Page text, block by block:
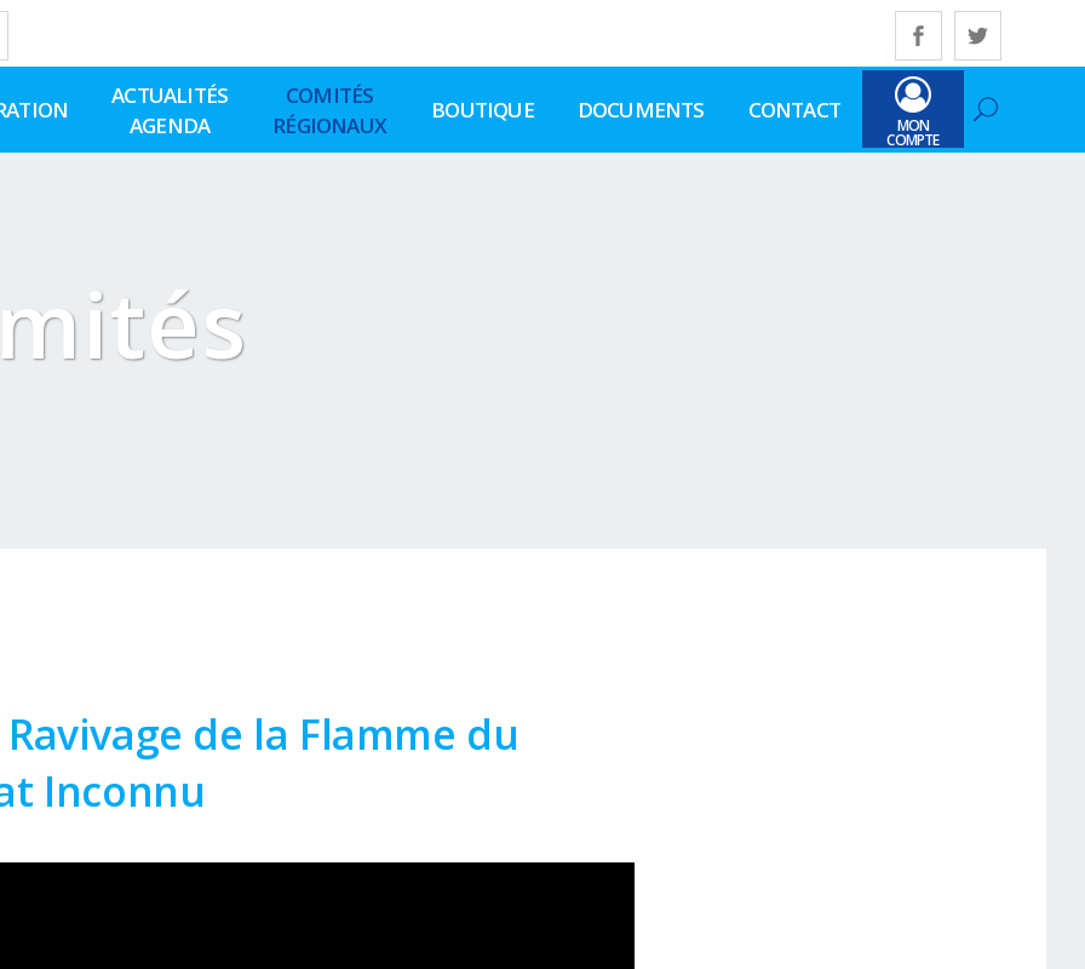
ACTUALITÉS
AGENDA
COMITÉS
RÉGIONAUX
BOUTIQUE DOCUMENTS CONTACT
MON
COMPTE
Ravivage de la Flamme du
Inconnu